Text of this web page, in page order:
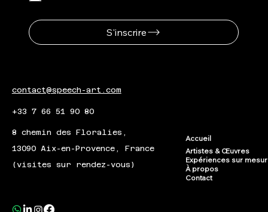
contact@speech-art.com
+33 7 66 51 90 80
8 chemin des Floralies,
13090 Aix-en-Provence, France
(visites sur rendez-vous)
Accueil
Artistes & Œuvres
Expériences sur
À propos
Contact
S'inscrire